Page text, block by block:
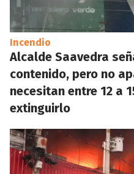
Incendio
Alcalde Saavedra
contenido, pero no
necesitan entre 12 a
extinguirlo